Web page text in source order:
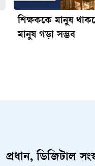
শিক্ষককে মানুষ
মানুষ গড়া সম্ভব
প্রধান, ডিজিটাল